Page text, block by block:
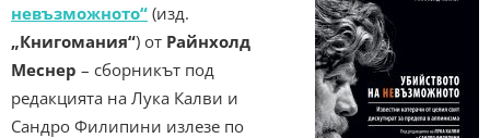
невъзможното“ (изд.
„Книгомания“) от Райнхолд
Меснер – сборникът под
редакцията на Лука Калви и
Сандро Филипини излезе по